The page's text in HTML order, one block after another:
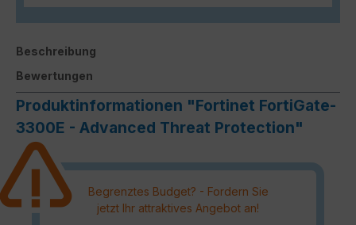
Beschreibung
Bewertungen
Produktinformationen "Fortinet FortiGate-
3300E - Advanced Threat Protection"
Begrenztes Budget? - Fordern Sie
jetzt Ihr attraktives Angebot an!